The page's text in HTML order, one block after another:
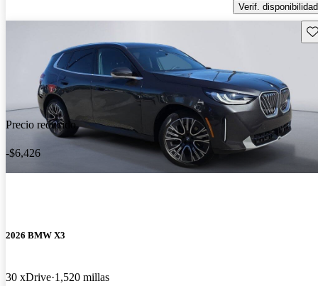
Verif. disponibilidad
Precio reducido
-$6,426
2026 BMW X3
30 xDrive 1,520 millas